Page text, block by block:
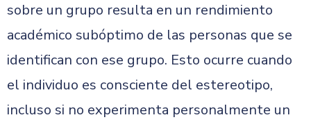
sobre un grupo resulta en un rendimiento
académico subóptimo de las personas que se
identifican con ese grupo. Esto ocurre cuando
el individuo es consciente del estereotipo,
incluso si no experimenta personalmente un